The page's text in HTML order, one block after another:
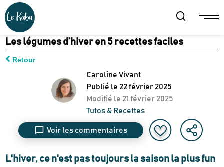
Les légumes d’hiver en 5 recettes faciles
Retour
Caroline Vivant
Publié le 22 février 2025
Modifié le 21 février 2025
Tutos & Recettes
Voir les commentaires
L'hiver, ce n'est pas toujours la saison la plus fun